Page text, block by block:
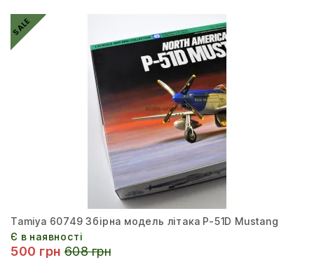
SALE
Tamiya 60749 Збірна модель літака P-51D Mustang
Є в наявності
500 грн 608 грн